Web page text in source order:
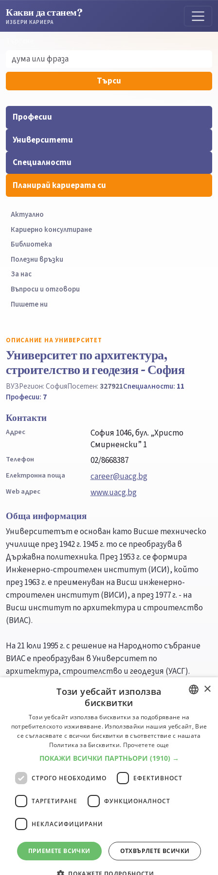
Какви да станем?
ИЗБЕРИ КАРИЕРА
Търси
Професии
Университети
Специалности
Планирай кариерата си
Актуално
Кариерно консултиране
Библиотека
Полезни връзки
За нас
Въпроси и отговори
Пишете ни
ОПИСАНИЕ НА УНИВЕРСИТЕТ
Университет по архитектура,
строителство и геодезия - София
ВУЗРегион: СофияПосетен:327921Специалности: 11
Професии: 7
Контакти
Адрес
София 1046, бул. „Христо
Смирненски” 1
Телефон 02/8668387
Електронна поща career@uacg.bg
Web адрес
www.uacg.bg
Обща информация
Университетът е основан като Висше техническо
училище през 1942 г. 1945 г. то се преобразува в
Държавна политехника. През 1953 г. се формира
Инженерно-строителен институт (ИСИ), който
през 1963 г. е преименуван на Висш инженерно-
строителен институт (ВИСИ), а през 1977 г. - на
Висш институт по архитектура и строителство
(ВИАС).
На 21 юли 1995 г. с решение на Народното събрание
ВИАС е преобразуван в Университет по
архитектура, строителство и геодезия (УАСГ).
Специалности Професии
BULGARIAN
ENGLISH
×
Този уебсайт използва
бисквитки
Този уебсайт използва бисквитки за подобряване на
потребителското изживяване. Използвайки нашия уебсайт, Вие
се съгласявате с всички бисквитки в съответствие с нашата
Политика за Бисквитки. Прочетете още
ПОКАЖИ ВСИЧКИ ПАРТНЬОРИ (1910) →
СТРОГО НЕОБХОДИМО ЕФЕКТИВНОСТ
ТАРГЕТИРАНЕ ФУНКЦИОНАЛНОСТ
НЕКЛАСИФИЦИРАНИ
ПРИЕМЕТЕ ВСИЧКИ ОТХВЪРЛЕТЕ ВСИЧКИ